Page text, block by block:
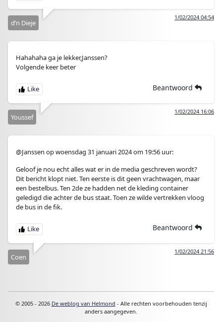
1/02/2024 04:54
d’n Dieje
Hahahaha ga je lekker,Janssen?
Volgende keer beter
Beantwoord
1/02/2024 16:06
Youssef
@Janssen op woensdag 31 januari 2024 om 19:56 uur:
Geloof je nou echt alles wat er in de media geschreven wordt?
Dit bericht klopt niet. Ten eerste is dit geen vrachtwagen, maar
een bestelbus. Ten 2de ze hadden net de kleding container
geledigd die achter de bus staat. Toen ze wilde vertrekken vloog
de bus in de fik.
Beantwoord
1/02/2024 21:56
Coen
© 2005 - 2026 De weblog van Helmond - Alle rechten voorbehouden tenzij
anders aangegeven.